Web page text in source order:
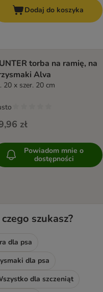
Dodaj do koszyka
torba na ramię, na
Alva
20 x szer. 20 cm
zł
Powiadom mnie o
dostępności
szukasz?
dla psa
dla psa
dla szczeniąt